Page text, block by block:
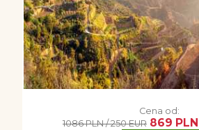
Cena od:
1086 PLN / 250 EUR 869